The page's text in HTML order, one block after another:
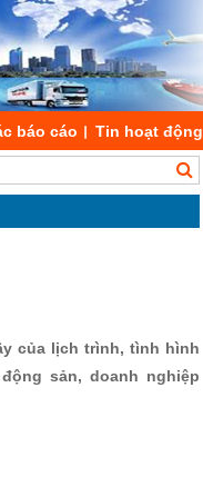
báo cáo Tin hoạt động
của lịch trình, tình hình
sản, doanh nghiệp